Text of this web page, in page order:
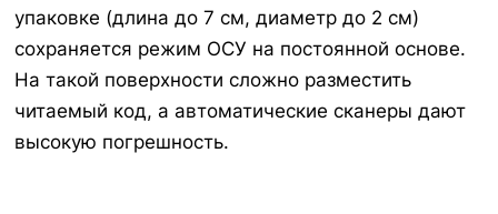
упаковке (длина до 7 см, диаметр до 2 см)
сохраняется режим ОСУ на постоянной основе.
На такой поверхности сложно разместить
читаемый код, а автоматические сканеры дают
высокую погрешность.